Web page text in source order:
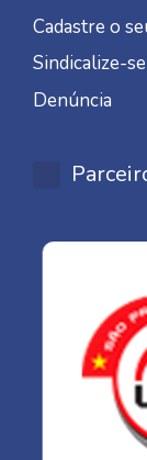
Cadastre o
Sindicalize-se
Denúncia